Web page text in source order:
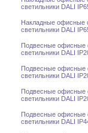
светильники DALI
Накладные офисные
светильники DALI
Подвесные офисные
светильники DALI
Подвесные офисные
светильники DALI
Подвесные офисные
светильники DALI
Подвесные офисные
светильники DALI